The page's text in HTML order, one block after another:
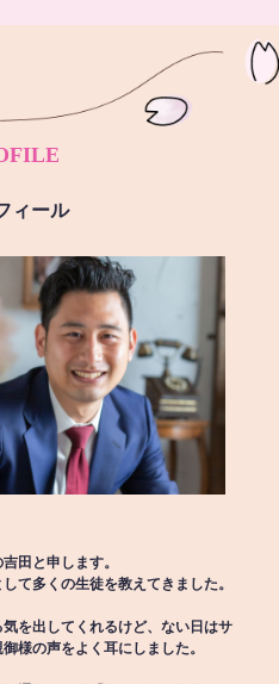
ィール
田と申します。
て多くの生徒を教えてきました。
を出してくれるけど、ない日はサ
様の声をよく耳にしました。